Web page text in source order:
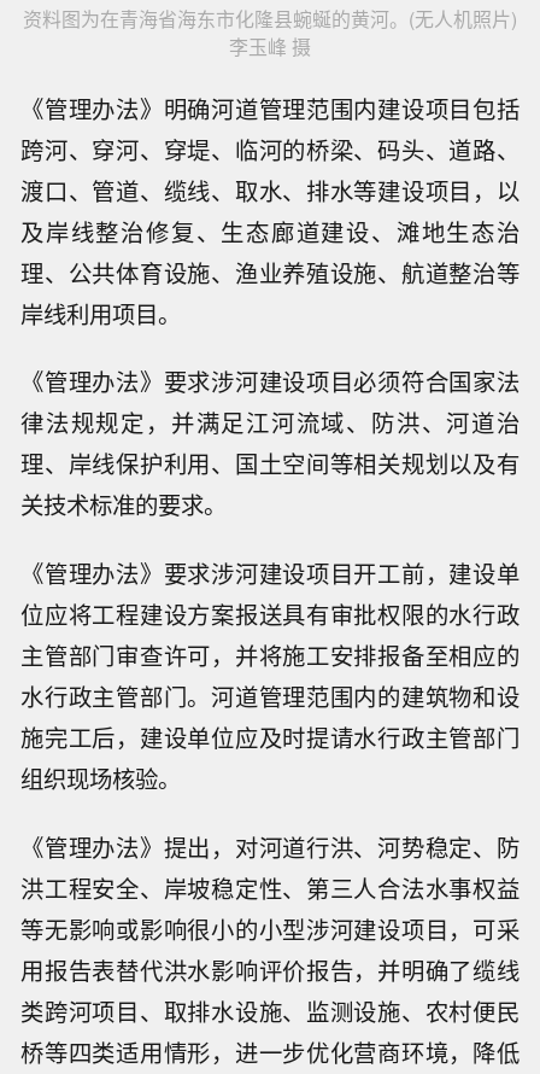
资料图为在青海省海东市化隆县蜿蜒的黄河。(无人机照片)
李玉峰 摄
《管理办法》明确河道管理范围内建设项目包括
跨河、穿河、穿堤、临河的桥梁、码头、道路、
渡口、管道、缆线、取水、排水等建设项目，以
及岸线整治修复、生态廊道建设、滩地生态治
理、公共体育设施、渔业养殖设施、航道整治等
岸线利用项目。
《管理办法》要求涉河建设项目必须符合国家法
律法规规定，并满足江河流域、防洪、河道治
理、岸线保护利用、国土空间等相关规划以及有
关技术标准的要求。
《管理办法》要求涉河建设项目开工前，建设单
位应将工程建设方案报送具有审批权限的水行政
主管部门审查许可，并将施工安排报备至相应的
水行政主管部门。河道管理范围内的建筑物和设
施完工后，建设单位应及时提请水行政主管部门
组织现场核验。
《管理办法》提出，对河道行洪、河势稳定、防
洪工程安全、岸坡稳定性、第三人合法水事权益
等无影响或影响很小的小型涉河建设项目，可采
用报告表替代洪水影响评价报告，并明确了缆线
类跨河项目、取排水设施、监测设施、农村便民
桥等四类适用情形，进一步优化营商环境，降低